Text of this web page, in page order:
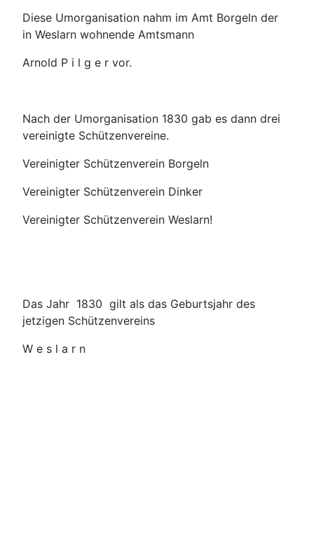
Diese Umorganisation nahm im Amt Borgeln der
in Weslarn wohnende Amtsmann
Arnold P i l g e r vor.
Nach der Umorganisation 1830 gab es dann drei
vereinigte Schützenvereine.
Vereinigter Schützenverein Borgeln
Vereinigter Schützenverein Dinker
Vereinigter Schützenverein Weslarn!
Das Jahr 1830 gilt als das Geburtsjahr des
jetzigen Schützenvereins
W e s l a r n